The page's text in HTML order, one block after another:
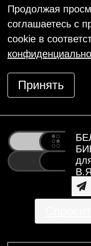
Продолжая
соглашаетесь с
cookie в
Принять